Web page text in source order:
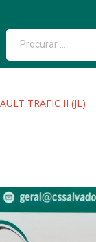
TRAFIC II (JL)